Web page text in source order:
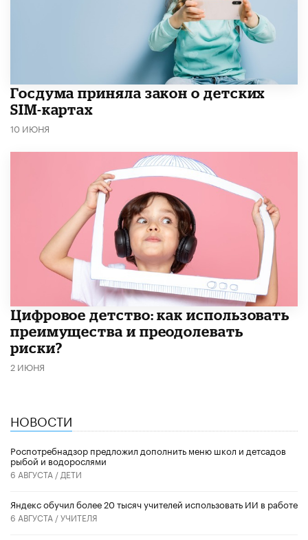
Госдума приняла закон о детских
SIM-картах
10 ИЮНЯ
​Цифровое детство: как использовать
преимущества и преодолевать
риски?
2 ИЮНЯ
НОВОСТИ
Роспотребнадзор предложил дополнить меню школ и детсадов
рыбой и водорослями
6 АВГУСТА / ДЕТИ
​Яндекс обучил более 20 тысяч учителей использовать ИИ в работе
6 АВГУСТА /УЧИТЕЛЯ